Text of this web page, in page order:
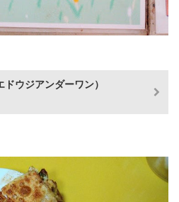
ウジアンダーワン）